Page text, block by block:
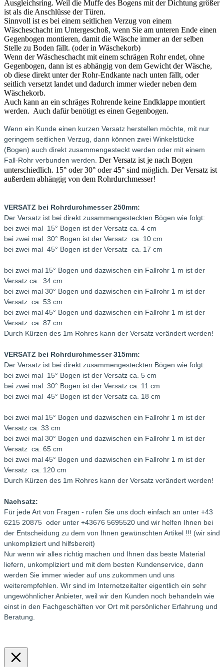
Ausgleichsring. Weil die Muffe des Bogens mit der Dichtung größer
ist als die Anschlüsse der Türen.
Sinnvoll ist es bei einem seitlichen Verzug von einem
Wäscheschacht im Untergeschoß, wenn Sie am unteren Ende einen
Gegenbogen montieren, damit die Wäsche immer an der selben
Stelle zu Boden fällt. (oder in Wäschekorb)
Wenn der Wäscheschacht mit einem schrägen Rohr endet, ohne
Gegenbogen, dann ist es abhängig von dem Gewicht der Wäsche,
ob diese direkt unter der Rohr-Endkante nach unten fällt, oder
seitlich versetzt landet und dadurch immer wieder neben dem
Wäschekorb.
Auch kann an ein schräges Rohrende keine Endklappe montiert
werden. Auch dafür benötigt es einen Gegenbogen.
Wenn ein Kunde einen kurzen Versatz herstellen möchte, mit nur
geringem seitlichen Verzug, dann können zwei Winkelstücke
(Bogen) auch direkt zusammengesteckt werden oder mit einem
Fall-Rohr verbunden werden. Der Versatz ist je nach Bogen
unterschiedlich. 15° oder 30° oder 45° sind möglich. Der Versatz ist
außerdem abhängig von dem Rohrdurchmesser!
VERSATZ bei Rohrdurchmesser 250mm:
Der Versatz ist bei direkt zusammengesteckten Bögen wie folgt:
bei zwei mal 15° Bogen ist der Versatz ca. 4 cm
bei zwei mal 30° Bogen ist der Versatz ca. 10 cm
bei zwei mal 45° Bogen ist der Versatz ca. 17 cm
bei zwei mal 15° Bogen und dazwischen ein Fallrohr 1 m ist der
Versatz ca. 34 cm
bei zwei mal 30° Bogen und dazwischen ein Fallrohr 1 m ist der
Versatz ca. 53 cm
bei zwei mal 45° Bogen und dazwischen ein Fallrohr 1 m ist der
Versatz ca. 87 cm
Durch Kürzen des 1m Rohres kann der Versatz verändert werden!
VERSATZ bei Rohrdurchmesser 315mm:
Der Versatz ist bei direkt zusammengesteckten Bögen wie folgt:
bei zwei mal 15° Bogen ist der Versatz ca. 5 cm
bei zwei mal 30° Bogen ist der Versatz ca. 11 cm
bei zwei mal 45° Bogen ist der Versatz ca. 18 cm
bei zwei mal 15° Bogen und dazwischen ein Fallrohr 1 m ist der
Versatz ca. 33 cm
bei zwei mal 30° Bogen und dazwischen ein Fallrohr 1 m ist der
Versatz ca. 65 cm
bei zwei mal 45° Bogen und dazwischen ein Fallrohr 1 m ist der
Versatz ca. 120 cm
Durch Kürzen des 1m Rohres kann der Versatz verändert werden!
Nachsatz:
Für jede Art von Fragen - rufen Sie uns doch einfach an unter +43
6215 20875 oder unter +43676 5695520 und wir helfen Ihnen bei
der Entscheidung zu dem von Ihnen gewünschten Artikel !!! (wir sind
unkompliziert und hilfsbereit)
Nur wenn wir alles richtig machen und Ihnen das beste Material
liefern, unkompliziert und mit dem besten Kundenservice, dann
werden Sie immer wieder auf uns zukommen und uns
weiterempfehlen. Wir sind im Internetzeitalter eigentlich ein sehr
ungewöhnlicher Anbieter, weil wir den Kunden noch behandeln wie
einst in den Fachgeschäften vor Ort mit persönlicher Erfahrung und
Beratung.